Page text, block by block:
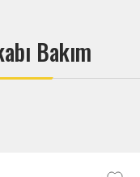
Bakım